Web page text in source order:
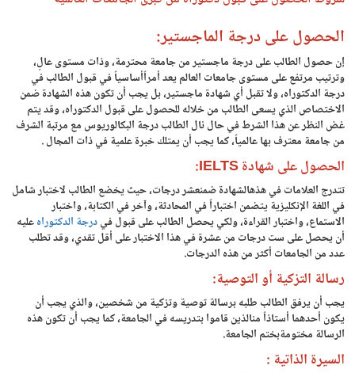
الحصول على درجة الماجستير:
إن حصول الطالب على درجة ماجستير من جامعة محترمة، وذات مستوى عالٍ،
وترتيب مرتفع على مستوى جامعات العالم يعد أمراًأساسياً في قبول الطالب في
درجة الدكتوراه، ولا تقبل أي شهادة ماجستير، بل يجب أن تكون هذه الشهادة ضمن
الاختصاص الذي يسعى الطالب من خلاله للحصول على قبول الدكتوراه، وقد يتم
غض النظر عن هذا الشرط في حال نال الطالب درجة البكالوريوس مع مرتبة الشرف
من جامعة معترف بها عالمياً، كما يجب أن يمتلك خبرة علمية في ذات المجال .
الحصول على شهادة IELTS:
تتدرج العلامات في هذهالشهادة ضمنعشر درجات، حيث يخضع الطالب لاختبار شامل
في اللغة الإنكليزية يتضمن اختباراً في المحادثة، وآخر في الكتابة، واختبار
الاستماع، واختبار القراءة، ولكي يحصل الطالب على قبول فيدرجة الدكتوراهعليه
أن يحصل على ست درجات من عشرة في هذا الاختبار على أقل تقدي، وقد تطلب
عدد من الجامعات أكثر من هذه الدرجات.
رسالة التزكية أو التوصية:
يجب أن يرفق الطالب طلبه برسالة توصية وتزكية من شخصين، والذي يجب أن
يكون أحدهما أستاذاً منالذين قاموا بتدريسه في الجامعة، كما يجب أن تكون هذه
الرسالة مختومةبختم الجامعة.
السيرة الذاتية :